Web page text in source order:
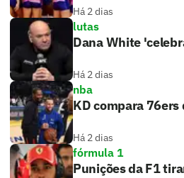
Há 2 dias
lutas
Dana White
Há 2 dias
nba
KD compara
Há 2 dias
fórmula 1
Punições da F1